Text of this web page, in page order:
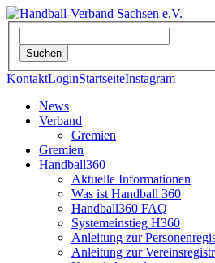
KontaktLoginStartseiteInstagram
News
Verband
Gremien
Gremien
Handball360
Aktuelle Informationen
Was ist Handball 360
Handball360 FAQ
Systemeinstieg H360
Anleitung zur
Anleitung zur